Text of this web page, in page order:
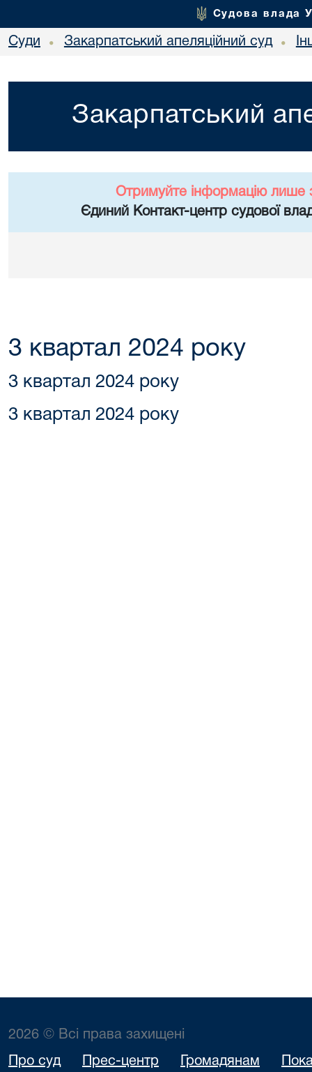
Судова влада
Суди • Закарпатський апеляційний суд •
Закарпатський
Отримуйте інформацію лише
Єдиний Контакт-центр судової
3 квартал 2024 року
3 квартал 2024 року
3 квартал 2024 року
2026 © Всі права захищені
Про суд Прес-центр Громадянам